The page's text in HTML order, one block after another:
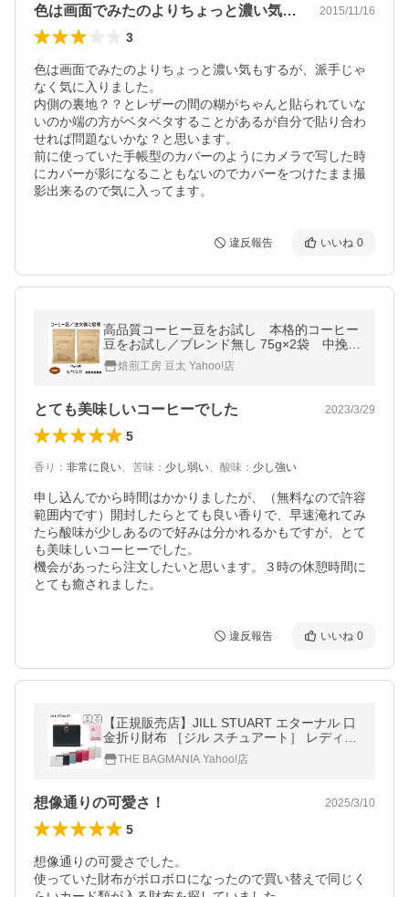
色は画面でみたのよりちょっと濃い気もす… 2015/11/16
3
色は画面でみたのよりちょっと濃い気もするが、派手じゃ
なく気に入りました。
内側の裏地？？とレザーの間の糊がちゃんと貼られていな
いのか端の方がベタベタすることがあるが自分で貼り合わ
せれば問題ないかな？と思います。
前に使っていた手帳型のカバーのようにカメラで写した時
にカバーが影になることもないのでカバーをつけたまま撮
影出来るので気に入ってます。
違反報告 いいね 0
高品質コーヒー豆をお試し 本格的コーヒー
豆をお試し／ブレンド無し 75g×2袋 中挽き
限定焙煎工房 豆太 Yahoo!店
とても美味しいコーヒーでした 2023/3/29
5
香り ： 非常に良い、 苦味 ： 少し弱い、 酸味 ： 少し強い
申し込んでから時間はかかりましたが、（無料なので許容
範囲内です）開封したらとても良い香りで、早速淹れてみ
たら酸味が少しあるので好みは分かれるかもですが、とて
も美味しいコーヒーでした。
機会があったら注文したいと思います。３時の休憩時間に
とても癒されました。
違反報告 いいね 0
【正規販売店】JILL STUART エターナル 口
金折り財布 ［ジル スチュアート］ レディー
ス 折財布 二つ折り がま口 ミニ コンパクト
レザー
THE BAGMANIA Yahoo!店
想像通りの可愛さ！ 2025/3/10
5
想像通りの可愛さでした。
使っていた財布がボロボロになったので買い替えで同じく